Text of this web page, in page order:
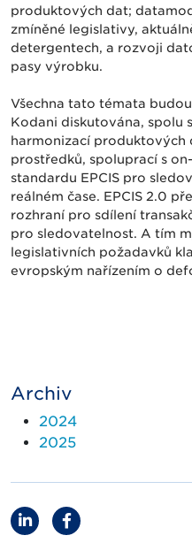
produktových dat;
zmíněné legislativy,
detergentech, a rozvoji
pasy výrobku.
Všechna tato témata
Kodani diskutována, spolu
harmonizací produktových
prostředků, spoluprací s
standardu EPCIS pro
reálném čase. EPCIS 2.0
rozhraní pro sdílení
pro sledovatelnost. A tím
legislativních požadavků
evropským nařízením o
Archiv
2024
2025